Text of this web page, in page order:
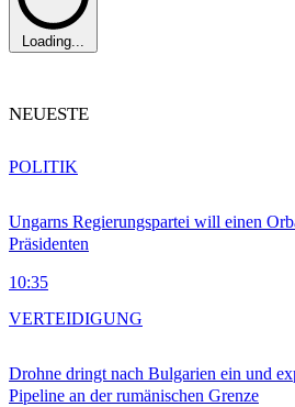
Loading...
NEUESTE
Ungarns Regierungspartei will einen
Präsidenten
10:35
POLITIK
Drohne dringt nach Bulgarien ein und
Pipeline an der rumänischen Grenze
VERTEIDIGUNG